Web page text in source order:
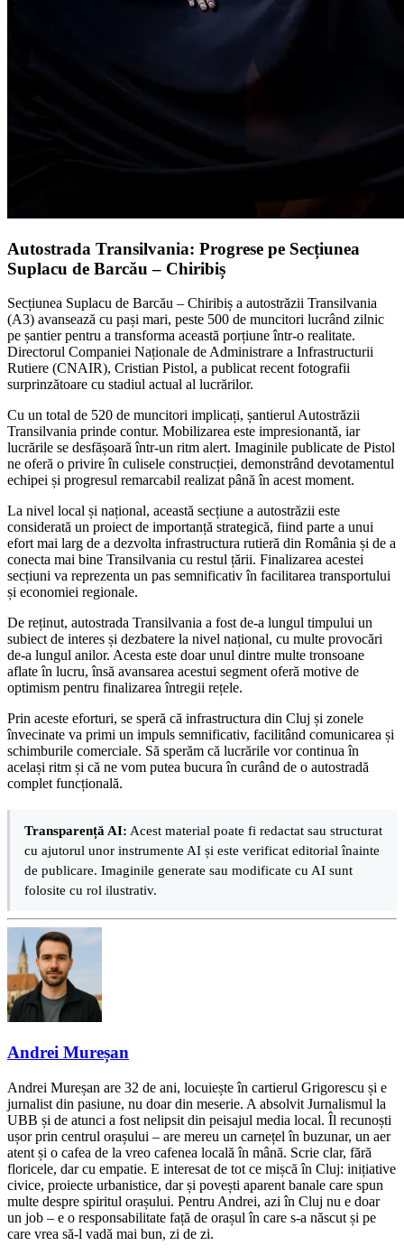
Autostrada Transilvania: Progrese pe Secțiunea
Suplacu de Barcău – Chiribiș
Secțiunea Suplacu de Barcău – Chiribiș a autostrăzii Transilvania
(A3) avansează cu pași mari, peste 500 de muncitori lucrând zilnic
pe șantier pentru a transforma această porțiune într-o realitate.
Directorul Companiei Naționale de Administrare a Infrastructurii
Rutiere (CNAIR), Cristian Pistol, a publicat recent fotografii
surprinzătoare cu stadiul actual al lucrărilor.
Cu un total de 520 de muncitori implicați, șantierul Autostrăzii
Transilvania prinde contur. Mobilizarea este impresionantă, iar
lucrările se desfășoară într-un ritm alert. Imaginile publicate de Pistol
ne oferă o privire în culisele construcției, demonstrând devotamentul
echipei și progresul remarcabil realizat până în acest moment.
La nivel local și național, această secțiune a autostrăzii este
considerată un proiect de importanță strategică, fiind parte a unui
efort mai larg de a dezvolta infrastructura rutieră din România și de a
conecta mai bine Transilvania cu restul țării. Finalizarea acestei
secțiuni va reprezenta un pas semnificativ în facilitarea transportului
și economiei regionale.
De reținut, autostrada Transilvania a fost de-a lungul timpului un
subiect de interes și dezbatere la nivel național, cu multe provocări
de-a lungul anilor. Acesta este doar unul dintre multe tronsoane
aflate în lucru, însă avansarea acestui segment oferă motive de
optimism pentru finalizarea întregii rețele.
Prin aceste eforturi, se speră că infrastructura din Cluj și zonele
învecinate va primi un impuls semnificativ, facilitând comunicarea și
schimburile comerciale. Să sperăm că lucrările vor continua în
același ritm și că ne vom putea bucura în curând de o autostradă
complet funcțională.
Transparență AI: Acest material poate fi redactat sau structurat
cu ajutorul unor instrumente AI și este verificat editorial înainte
de publicare. Imaginile generate sau modificate cu AI sunt
folosite cu rol ilustrativ.
Andrei Mureșan
Andrei Mureșan are 32 de ani, locuiește în cartierul Grigorescu și e
jurnalist din pasiune, nu doar din meserie. A absolvit Jurnalismul la
UBB și de atunci a fost nelipsit din peisajul media local. Îl recunoști
ușor prin centrul orașului – are mereu un carnețel în buzunar, un aer
atent și o cafea de la vreo cafenea locală în mână. Scrie clar, fără
floricele, dar cu empatie. E interesat de tot ce mișcă în Cluj: inițiative
civice, proiecte urbanistice, dar și povești aparent banale care spun
multe despre spiritul orașului. Pentru Andrei, azi în Cluj nu e doar
un job – e o responsabilitate față de orașul în care s-a născut și pe
care vrea să-l vadă mai bun, zi de zi.